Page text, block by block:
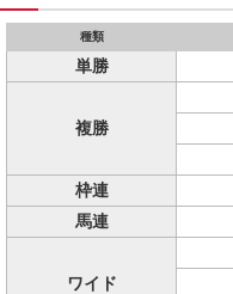
種類
単勝
複勝
枠連
馬連
ワイド